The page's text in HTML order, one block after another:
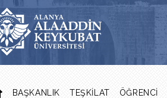
BAŞKANLIK TEŞKILAT ÖĞRENCI